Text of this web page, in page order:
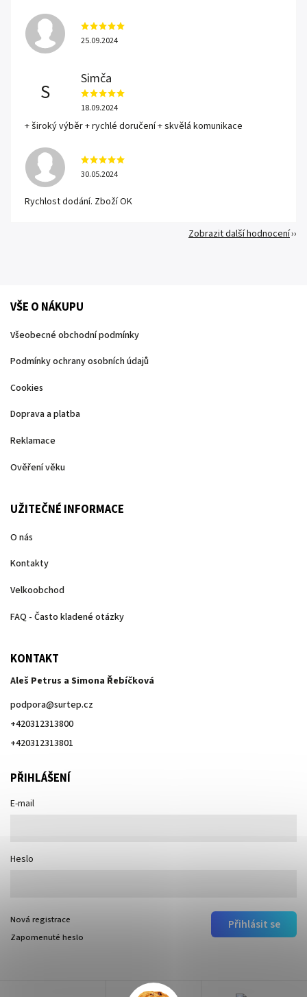
25.09.2024
S
Simča
18.09.2024
+ široký výběr + rychlé doručení + skvělá komunikace
30.05.2024
Rychlost dodání. Zboží OK
Zobrazit další hodnocení
VŠE O NÁKUPU
Všeobecné obchodní podmínky
Podmínky ochrany osobních údajů
Cookies
Doprava a platba
Reklamace
Ověření věku
UŽITEČNÉ INFORMACE
O nás
Kontakty
Velkoobchod
FAQ - Často kladené otázky
KONTAKT
Aleš Petrus a Simona Řebíčková
podpora@surtep.cz
+420312313800
+420312313801
PŘIHLÁŠENÍ
E-mail
Heslo
Přihlásit se
Nová registrace
Zapomenuté heslo